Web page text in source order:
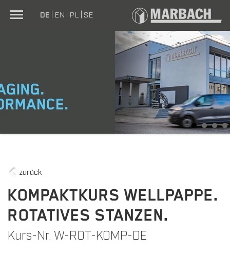
DE EN PL SE
1 2 3 4
zurück
KOMPAKTKURS WELLPAPPE.
ROTATIVES STANZEN.
Kurs-Nr. W-ROT-KOMP-DE